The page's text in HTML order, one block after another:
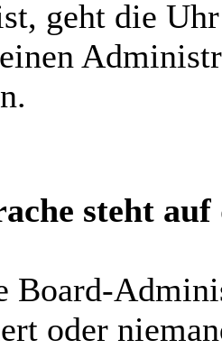
geht die
steht
Board-
oder